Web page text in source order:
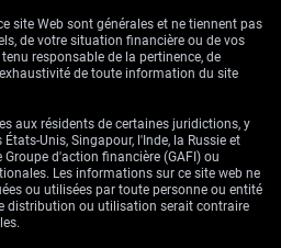
trading et
marchés
envisageons d’acheter des options de
potentiel passage sous le seuil des 4
support à 4 306 dollars a constitué un
que la dynamique s’est déplacée
à des spreads de puts peut
pour réduire le coût d’entrée,
site Web sont générales et ne tiennent pas
de votre situation financière ou de vos
responsable de la pertinence, de
de toute information du site
aux résidents de certaines juridictions, y
Unis, Singapour, l'Inde, la Russie et
d'action financière (GAFI) ou
Les informations sur ce site web ne
ou utilisées par toute personne ou entité
distribution ou utilisation serait contraire